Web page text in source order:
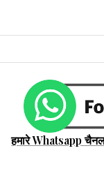
हमारे Whatsapp